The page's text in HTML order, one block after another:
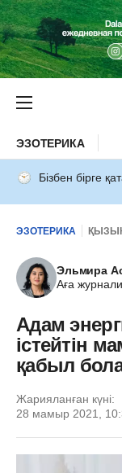
ЭЗОТЕРИКА
Бізбен бірге
ЭЗОТЕРИКА
Эльмира
Аға
Адам
істейтін
қабыл
Жарияланған күні:
28 мамыр 2021,